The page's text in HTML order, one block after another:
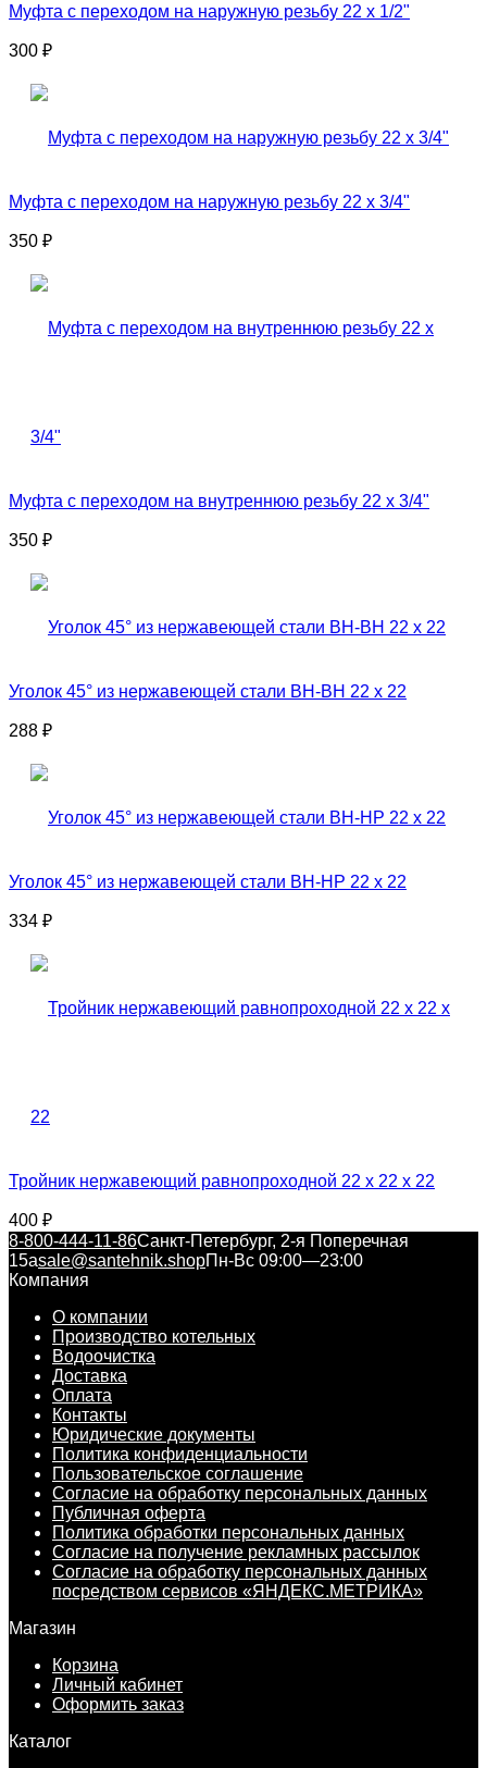
Муфта с переходом на наружную резьбу 22 x 1/2"
300 ₽
Муфта с переходом на наружную резьбу 22 x 3/4"
350 ₽
Муфта с переходом на внутреннюю резьбу 22 x 3/4"
350 ₽
Уголок 45° из нержавеющей стали ВН-ВН 22 x 22
288 ₽
Уголок 45° из нержавеющей стали ВН-НР 22 x 22
334 ₽
Тройник нержавеющий равнопроходной 22 x 22 x 22
400 ₽
8-800-444-11-86Санкт-Петербург, 2-я Поперечная
15аsale@santehnik.shopПн-Вс 09:00—23:00
Компания
О компании
Производство котельных
Водоочистка
Доставка
Оплата
Контакты
Юридические документы
Политика конфиденциальности
Пользовательское соглашение
Согласие на обработку персональных данных
Публичная оферта
Политика обработки персональных данных
Согласие на получение рекламных рассылок
Согласие на обработку персональных данных
посредством сервисов «ЯНДЕКС.МЕТРИКА»
Магазин
Корзина
Личный кабинет
Оформить заказ
Каталог